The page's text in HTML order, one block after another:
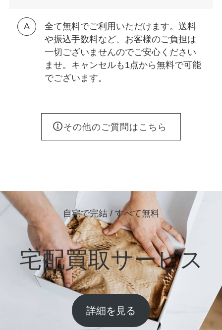
全て無料でご利用いただけます。送料
や振込手数料など、お客様のご負担は
一切ございませんのでご安心ください
ませ。キャンセルも1点から無料で可能
でございます。
その他のご質問はこちら
自宅で完結 / すべて無料
宅配買取サービス
詳細を見る